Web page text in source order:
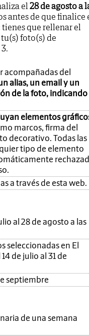
el28 de agosto a
antes de que finalice
que rellenar el
foto(s) de
acompañadas del
alias, un email y un
de la foto, indicando
elementos
marcos, firma del
decorativo. Todas las
tipo de elemento
a través de esta web.
al 28 de agosto a las
seleccionadas en El
de julio al 31 de
septiembre
de una semana